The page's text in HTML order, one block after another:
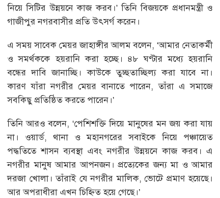
নিয়ে সিটির উন্নয়নে কাজ করব।’ তিনি বিজয়কে প্রধানমন্ত্রী ও
গাজীপুর নগরবাসীর প্রতি উৎসর্গ করেন।
এ সময় সাবেক মেয়র জাহাঙ্গীর আলম বলেন, ‘আমার নেতাকর্মী
ও সমর্থককে হয়রানি করা হচ্ছে। ৪৮ ঘণ্টার মধ্যে হয়রানি
বন্ধের দাবি জানাচ্ছি। কাউকে তুচ্ছতাচ্ছিল্য করা যাবে না।
কারণ যাঁরা নগরীর মেয়র বানাতে পারেন, তাঁরা এ সমাজে
সবকিছু প্রতিষ্ঠিত করতে পারেন।’
তিনি আরও বলেন, ‘পেশিশক্তি দিয়ে মানুষের মন জয় করা যায়
না। ওয়ার্ড, থানা ও মহানগরের সবাইকে নিয়ে পঞ্চায়েত
পদ্ধতিতে শাসন ব্যবস্থা এবং নগরীর উন্নয়নে কাজ করব। এ
নগরীর মানুষ আমার আপনজন। প্রত্যেকের জন্য মা ও আমার
দরজা খোলা। তাঁরাই যে নগরীর মালিক, ভোটে প্রমাণ হয়েছে।
আর অপরাধীরা এখন চিহ্নিত হয়ে গেছে।’